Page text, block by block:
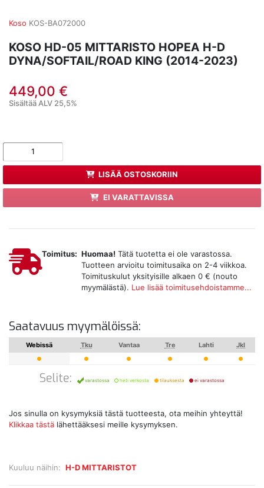
Koso KOS-BA072000
KOSO HD-05 MITTARISTO HOPEA H-D
DYNA/SOFTAIL/ROAD KING (2014-2023)
449,00 €
Sisältää ALV 25,5%
LISÄÄ OSTOSKORIIN
EI VARATTAVISSA
Kuuluu näihin: H-D MITTARISTOT
Toimitus: Huomaa! Tätä tuotetta ei ole varastossa.
Tuotteen arvioitu toimitusaika on 2-4 viikkoa.
Toimituskulut yksityisille alkaen 0 € (nouto
myymälästä). Lue lisää toimitusehdoistamme...
Saatavuus myymälöissä:
Webissä Tku Vantaa Tre Lahti Jkl
Selite: varastossa heti verkosta tilauksesta ei varastossa
Jos sinulla on kysymyksiä tästä tuotteesta, ota meihin yhteyttä!
Klikkaa tästä lähettääksesi meille kysymyksen.